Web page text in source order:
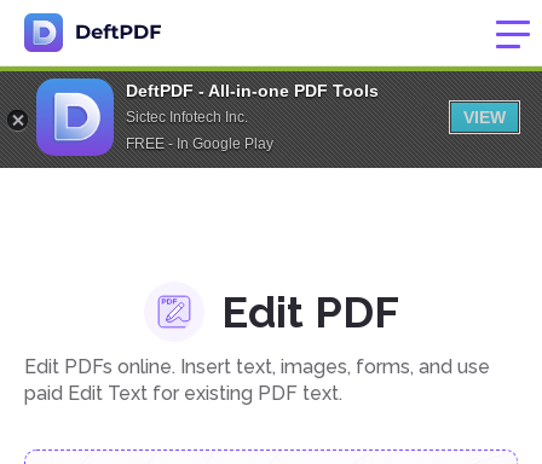
DeftPDF - All-in-one PDF Tools
Sictec Infotech Inc.
FREE - In Google Play
VIEW
Edit PDF
Edit PDFs online. Insert text, images, forms, and use
paid Edit Text for existing PDF text.